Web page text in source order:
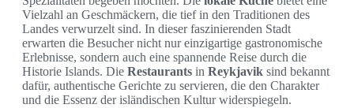
Vielzahl an Geschmäckern, die tief in den Traditionen des
Landes verwurzelt sind. In dieser faszinierenden Stadt
erwarten die Besucher nicht nur einzigartige gastronomische
Erlebnisse, sondern auch eine spannende Reise durch die
Historie Islands. Die Restaurants in Reykjavik sind bekannt
dafür, authentische Gerichte zu servieren, die den Charakter
und die Essenz der isländischen Kultur widerspiegeln.